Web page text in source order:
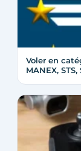
Voler en
MANEX, STS,